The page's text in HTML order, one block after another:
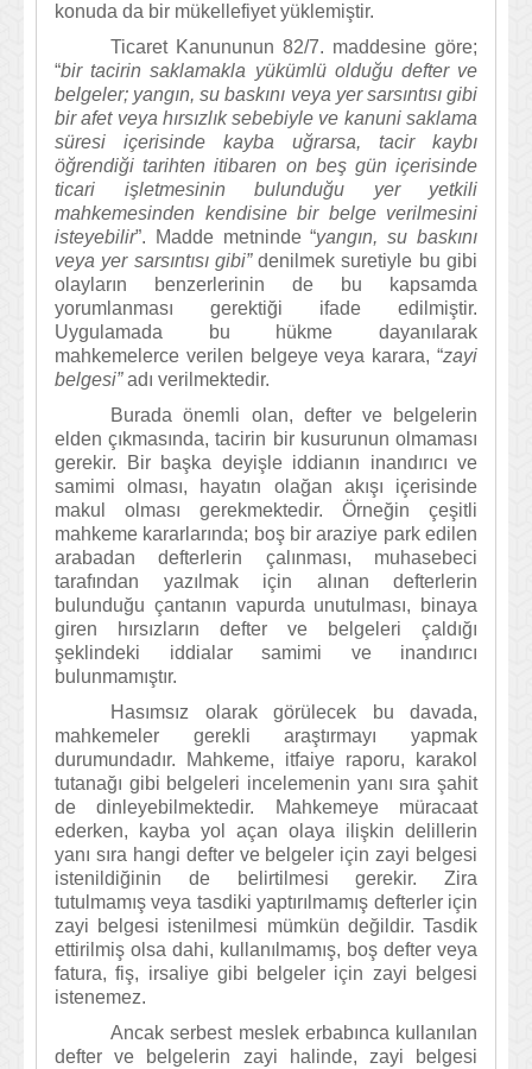
konuda da bir mükellefiyet yüklemiştir.
Ticaret Kanununun 82/7. maddesine göre;
“bir tacirin saklamakla yükümlü olduğu defter ve
belgeler; yangın, su baskını veya yer sarsıntısı gibi
bir afet veya hırsızlık sebebiyle ve kanuni saklama
süresi içerisinde kayba uğrarsa, tacir kaybı
öğrendiği tarihten itibaren on beş gün içerisinde
ticari işletmesinin bulunduğu yer yetkili
mahkemesinden kendisine bir belge verilmesini
isteyebilir”. Madde metninde “yangın, su baskını
veya yer sarsıntısı gibi”denilmek suretiyle bu gibi
olayların benzerlerinin de bu kapsamda
yorumlanması gerektiği ifade edilmiştir.
Uygulamada bu hükme dayanılarak
mahkemelerce verilen belgeye veya karara, “zayi
belgesi”adı verilmektedir.
Burada önemli olan, defter ve belgelerin
elden çıkmasında, tacirin bir kusurunun olmaması
gerekir. Bir başka deyişle iddianın inandırıcı ve
samimi olması, hayatın olağan akışı içerisinde
makul olması gerekmektedir. Örneğin çeşitli
mahkeme kararlarında; boş bir araziye park edilen
arabadan defterlerin çalınması, muhasebeci
tarafından yazılmak için alınan defterlerin
bulunduğu çantanın vapurda unutulması, binaya
giren hırsızların defter ve belgeleri çaldığı
şeklindeki iddialar samimi ve inandırıcı
bulunmamıştır.
Hasımsız olarak görülecek bu davada,
mahkemeler gerekli araştırmayı yapmak
durumundadır. Mahkeme, itfaiye raporu, karakol
tutanağı gibi belgeleri incelemenin yanı sıra şahit
de dinleyebilmektedir. Mahkemeye müracaat
ederken, kayba yol açan olaya ilişkin delillerin
yanı sıra hangi defter ve belgeler için zayi belgesi
istenildiğinin de belirtilmesi gerekir. Zira
tutulmamış veya tasdiki yaptırılmamış defterler için
zayi belgesi istenilmesi mümkün değildir. Tasdik
ettirilmiş olsa dahi, kullanılmamış, boş defter veya
fatura, fiş, irsaliye gibi belgeler için zayi belgesi
istenemez.
Ancak serbest meslek erbabınca kullanılan
defter ve belgelerin zayi halinde, zayi belgesi